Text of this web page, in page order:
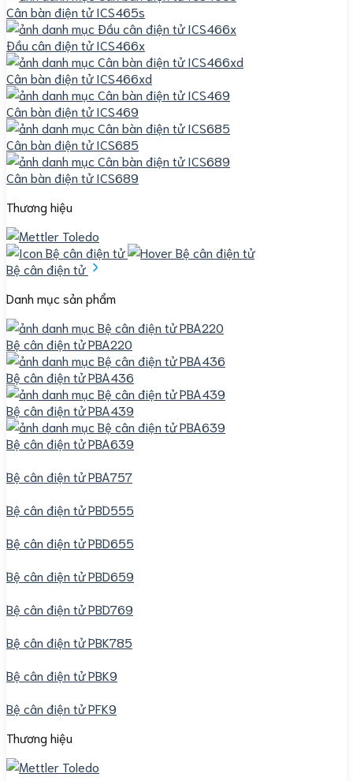
Cân bàn điện tử ICS465s
Đầu cân điện tử ICS466x
Cân bàn điện tử ICS466xd
Cân bàn điện tử ICS469
Cân bàn điện tử ICS685
Cân bàn điện tử ICS689
Thương hiệu
Bệ cân điện tử
Danh mục sản phẩm
Bệ cân điện tử PBA220
Bệ cân điện tử PBA436
Bệ cân điện tử PBA439
Bệ cân điện tử PBA639
Bệ cân điện tử PBA757
Bệ cân điện tử PBD555
Bệ cân điện tử PBD655
Bệ cân điện tử PBD659
Bệ cân điện tử PBD769
Bệ cân điện tử PBK785
Bệ cân điện tử PBK9
Bệ cân điện tử PFK9
Thương hiệu